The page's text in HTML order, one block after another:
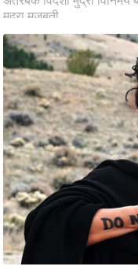
म
.
आ
र
.
आ
ई
.
चा
य
प
र
स